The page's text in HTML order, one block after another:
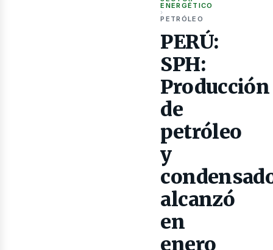
ENERGÉTICO
›
PETRÓLEO
PERÚ:
SPH:
Producción
de
petróleo
y
alcanzó
en
enero